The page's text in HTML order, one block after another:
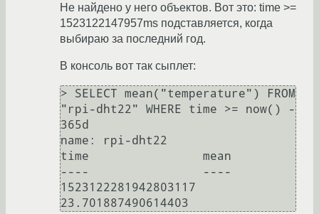
Не найдено у него объектов. Вот это: time >=
1523122147957ms подставляется, когда
выбираю за последний год.
В консоль вот так сыплет:
> SELECT mean("temperature") FROM
"rpi-dht22" WHERE time >= now() -
365d
name: rpi-dht22
time                mean
----                ----
1523122281942803117